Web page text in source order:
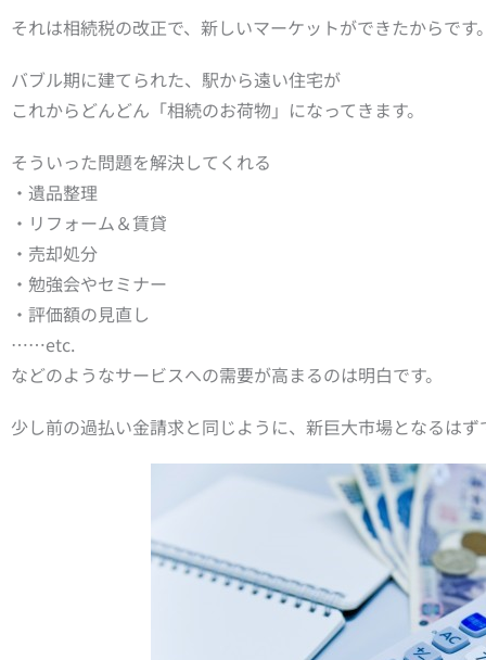
それは相続税の改正で、新しいマーケットができたからです
バブル期に建てられた、駅から遠い住宅が
これからどんどん「相続のお荷物」になってきます。
そういった問題を解決してくれる
・遺品整理
・リフォーム＆賃貸
・売却処分
・勉強会やセミナー
・評価額の見直し
……etc.
などのようなサービスへの需要が高まるのは明白です。
少し前の過払い金請求と同じように、新巨大市場となるはず